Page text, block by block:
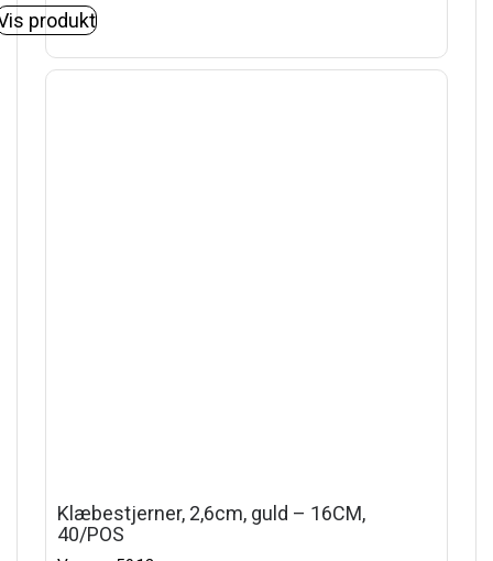
produkt
Klæbestjerner, 2,6cm, guld – 16CM,
40/POS